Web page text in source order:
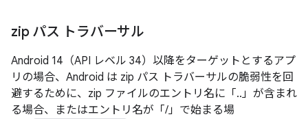
zip パス トラバーサル
Android 14（API レベル 34）以降をターゲットとするアプ
リの場合、Android は zip パス トラバーサルの脆弱性を回
避するために、zip ファイルのエントリ名に「..」が含まれ
る場合、またはエントリ名が「/」で始まる場